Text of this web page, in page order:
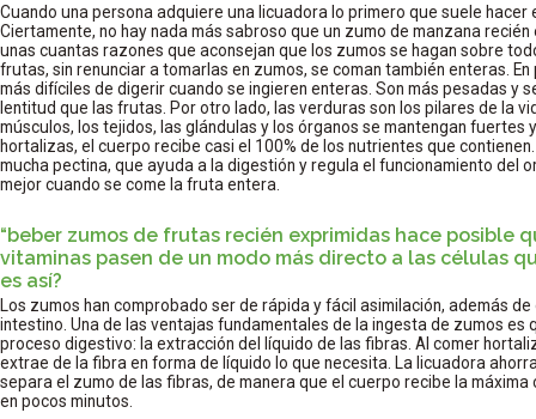
Cuando una persona adquiere una licuadora lo primero que suele
Ciertamente, no hay nada más sabroso que un zumo de manzana
unas cuantas razones que aconsejan que los zumos se hagan sobre
frutas, sin renunciar a tomarlas en zumos, se coman también enteras.
más difíciles de digerir cuando se ingieren enteras. Son más pesadas y
lentitud que las frutas. Por otro lado, las verduras son los pilares de la
músculos, los tejidos, las glándulas y los órganos se mantengan fuertes
hortalizas, el cuerpo recibe casi el 100% de los nutrientes que
mucha pectina, que ayuda a la digestión y regula el funcionamiento del
mejor cuando se come la fruta entera.
“beber zumos de frutas recién exprimidas hace posible
vitaminas pasen de un modo más directo a las células
es así?
Los zumos han comprobado ser de rápida y fácil asimilación, además
intestino. Una de las ventajas fundamentales de la ingesta de zumos es
proceso digestivo: la extracción del líquido de las fibras. Al comer
extrae de la fibra en forma de líquido lo que necesita. La licuadora
separa el zumo de las fibras, de manera que el cuerpo recibe la
en pocos minutos.